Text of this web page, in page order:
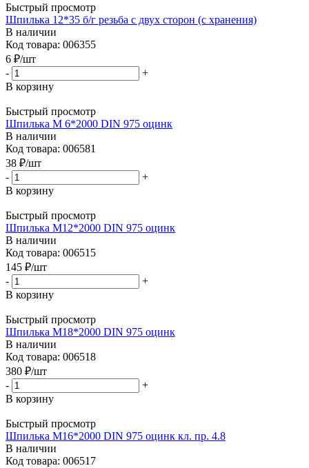
Быстрый просмотр
Шпилька 12*35 б/г резьба с двух сторон (с хранения)
В наличии
Код товара: 006355
6 ₽/шт
-
+
В корзину
Быстрый просмотр
Шпилька М 6*2000 DIN 975 оцинк
В наличии
Код товара: 006581
38 ₽/шт
-
+
В корзину
Быстрый просмотр
Шпилька М12*2000 DIN 975 оцинк
В наличии
Код товара: 006515
145 ₽/шт
-
+
В корзину
Быстрый просмотр
Шпилька М18*2000 DIN 975 оцинк
В наличии
Код товара: 006518
380 ₽/шт
-
+
В корзину
Быстрый просмотр
Шпилька М16*2000 DIN 975 оцинк кл. пр. 4.8
В наличии
Код товара: 006517